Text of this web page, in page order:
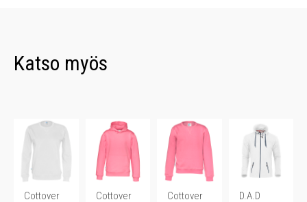
Katso myös
Cottover Cottover Cottover D.A.D